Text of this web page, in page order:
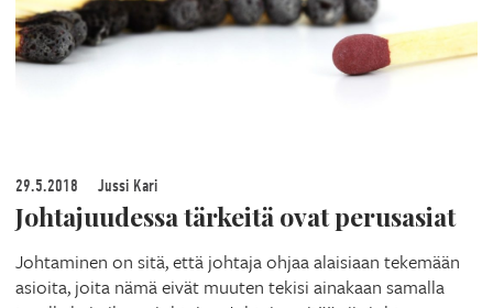
29.5.2018 Jussi Kari
Johtajuudessa tärkeitä ovat perusasiat
Johtaminen on sitä, että johtaja ohjaa alaisiaan tekemään
asioita, joita nämä eivät muuten tekisi ainakaan samalla